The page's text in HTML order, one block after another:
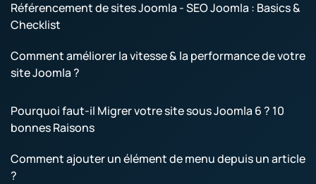
Référencement de sites Joomla - SEO Joomla : Basics &
Checklist
Comment améliorer la vitesse & la performance de votre
site Joomla ?
Pourquoi faut-il Migrer votre site sous Joomla 6 ? 10
bonnes Raisons
Comment ajouter un élément de menu depuis un article
?